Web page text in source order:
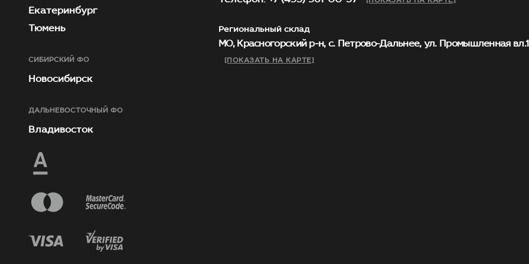
Екатеринбург
Тюмень
СИБИРСКИЙ ФО
Новосибирск
ДАЛЬНЕВОСТОЧНЫЙ ФО
Владивосток
Региональный склад
МО, Красногорский р-н, с. Петрово-Дальнее, ул. Промышленная
[ПОКАЗАТЬ НА КАРТЕ]